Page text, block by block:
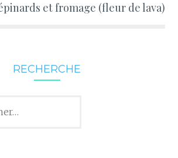
et fromage (fleur de lava)
RECHERCHE